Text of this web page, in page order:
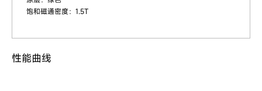
饱和磁通密度：1.5T
性能曲线